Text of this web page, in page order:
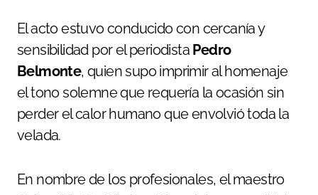
El acto estuvo conducido con cercanía y
sensibilidad por el periodista Pedro
Belmonte, quien supo imprimir al homenaje
el tono solemne que requería la ocasión sin
perder el calor humano que envolvió toda la
velada.
En nombre de los profesionales, el maestro